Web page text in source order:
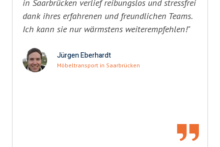
in Saarbrücken verlief reibungslos und stressfrei
dank ihres erfahrenen und freundlichen Teams.
Ich kann sie nur wärmstens weiterempfehlen!"
Jürgen Eberhardt
Möbeltransport in Saarbrücken